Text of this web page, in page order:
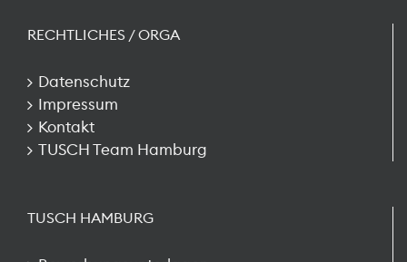
RECHTLICHES / ORGA
Datenschutz
Impressum
Kontakt
TUSCH Team Hamburg
TUSCH HAMBURG